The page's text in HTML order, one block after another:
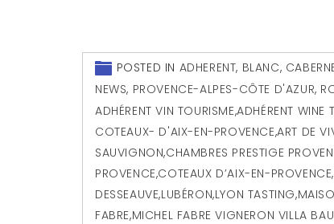
POSTED IN ADHERENT, BLANC,
NEWS, PROVENCE-ALPES-CÔTE D'AZUR,
ADHÉRENT VIN TOURISME,ADHÉRENT WINE
COTEAUX- D'AIX-EN-PROVENCE,ART DE
SAUVIGNON,CHAMBRES PRESTIGE
PROVENCE,COTEAUX D’AIX-EN-PROVENCE,
DESSEAUVE,LUBÉRON,LYON TASTING,
FABRE,MICHEL FABRE VIGNERON VILLA